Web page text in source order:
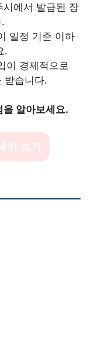
시에서 발급된 장
일정 기준 이하
.
이 경제적으로
받습니다.
을 알아보세요.
히 보기